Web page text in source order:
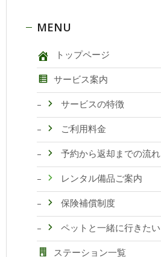
MENU
トップページ
サービス案内
サービスの特徴
ご利用料金
予約から返却までの流れ
レンタル備品ご案内
保険補償制度
ペットと一緒に行きたい
ステーション一覧